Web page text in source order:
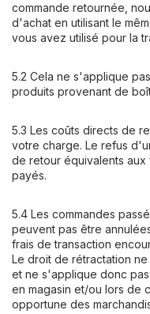
commande retournée,
d'achat en utilisant le
vous avez utilisé pour la
5.2 Cela ne s'applique
produits provenant de
5.3 Les coûts directs de
votre charge. Le refus
de retour équivalents
payés.
5.4 Les commandes
peuvent pas être
frais de transaction
Le droit de rétractation
et ne s'applique donc
en magasin et/ou lors de
opportune des